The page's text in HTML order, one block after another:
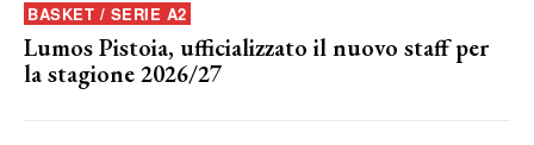
BASKET / SERIE A2
Lumos Pistoia, ufficializzato il nuovo staff per
la stagione 2026/27